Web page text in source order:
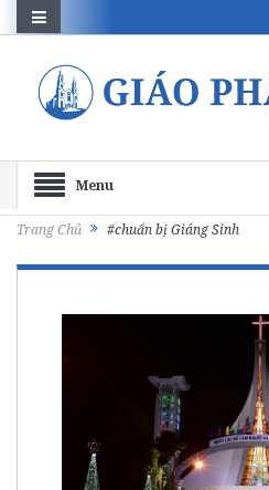
Menu
Trang Chủ #chuẩn bị Giáng Sinh